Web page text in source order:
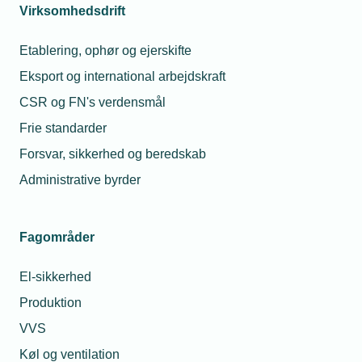
Virksomhedsdrift
Etablering, ophør og ejerskifte
Eksport og international arbejdskraft
CSR og FN's verdensmål
Frie standarder
Forsvar, sikkerhed og beredskab
Administrative byrder
Fagområder
El-sikkerhed
Produktion
VVS
Køl og ventilation
Sådan får man aktindsigt i standarder via EU
tilgængelige. Men hvordan får man helt konkret fat i dem?
bruger op, så man kan tilgå de frie standarder.